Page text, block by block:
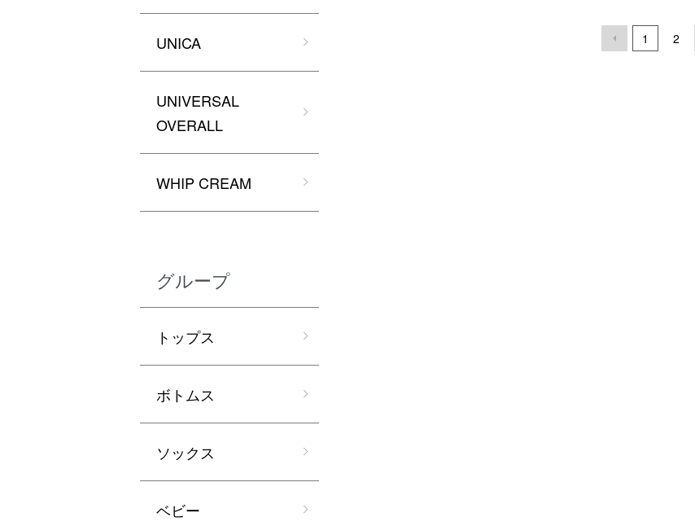
1 2
UNICA
UNIVERSAL
OVERALL
WHIP CREAM
グループ
トップス
ボトムス
ソックス
ベビー